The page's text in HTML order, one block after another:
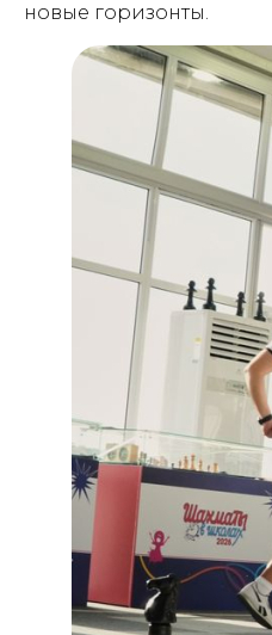
новые горизонты.